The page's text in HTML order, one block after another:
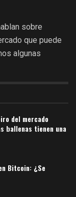
sobre
que puede
algunas
del mercado
ballenas tienen una
Bitcoin: ¿Se